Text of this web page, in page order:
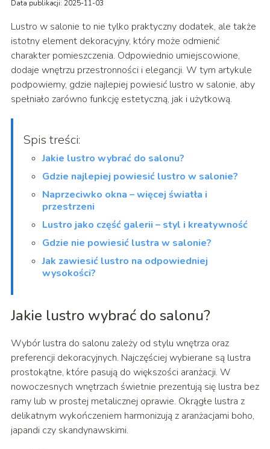
Data publikacji: 2025-11-03
Lustro w salonie to nie tylko praktyczny dodatek, ale także
istotny element dekoracyjny, który może odmienić
charakter pomieszczenia. Odpowiednio umiejscowione,
dodaje wnętrzu przestronności i elegancji. W tym artykule
podpowiemy, gdzie najlepiej powiesić lustro w salonie, aby
spełniało zarówno funkcję estetyczną, jak i użytkową.
Spis treści:
Jakie lustro wybrać do salonu?
Gdzie najlepiej powiesić lustro w salonie?
Naprzeciwko okna – więcej światła i
przestrzeni
Lustro jako część galerii – styl i kreatywność
Gdzie nie powiesić lustra w salonie?
Jak zawiesić lustro na odpowiedniej
wysokości?
Jakie lustro wybrać do salonu?
Wybór lustra do salonu zależy od stylu wnętrza oraz
preferencji dekoracyjnych. Najczęściej wybierane są lustra
prostokątne, które pasują do większości aranżacji. W
nowoczesnych wnętrzach świetnie prezentują się lustra bez
ramy lub w prostej metalicznej oprawie. Okrągłe lustra z
delikatnym wykończeniem harmonizują z aranżacjami boho,
japandi czy skandynawskimi.